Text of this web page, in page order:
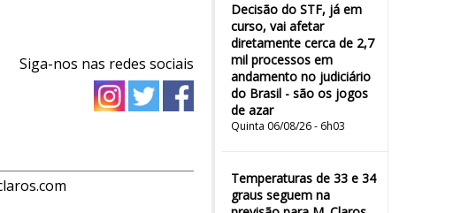
Decisão do STF, já em
curso, vai afetar
diretamente cerca de 2,7
mil processos em
andamento no judiciário
do Brasil - são os jogos
de azar
Quinta 06/08/26 - 6h03
Temperaturas de 33 e 34
graus seguem na
Siga-nos nas redes sociais